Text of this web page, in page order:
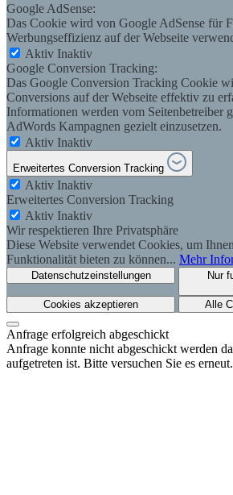
Google AdSense:
Das Cookie wird von Google AdSense für
Werbungseffizienz auf der Webseite
Aktiv Inaktiv
Google Conversion Tracking:
Das Google Conversion Tracking Cookie
Conversions auf der Webseite effektiv zu
Informationen werden vom Seitenbetreiber
AdWords Kampagnen gezielt einzusetzen.
Aktiv Inaktiv
Erweitertes Conversion Tracking
Aktiv Inaktiv
Erweitertes Conversion Tracking
Aktiv Inaktiv
Wir respektieren Ihre Privatsphäre
Diese Website verwendet Cookies, um
Funktionalität bieten zu können... Mehr
Datenschutzeinstellungen
Nur
Cookies akzeptieren
Alle
Anfrage erfolgreich abgeschickt
Anfrage konnte nicht abgeschickt werden
aufgetreten ist. Bitte versuchen Sie es erneut.